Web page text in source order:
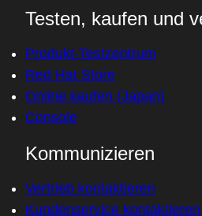
Testen, kaufen und
Produkt-Testzentrum
Red Hat Store
Online kaufen (Japan)
Console
Kommunizieren
Vertrieb kontaktieren
Kundenservice kontaktieren